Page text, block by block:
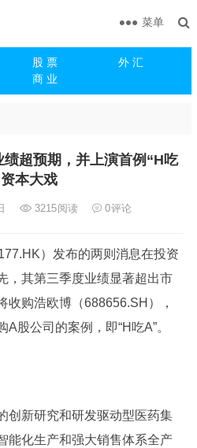
股 票
外 汇
商 业
菜单
超预期，并上演首例“H吃
本大戏
3215阅读 0评论
）发布的两则消息在投资
，其第三季度业绩显著超出市
收购浩欧博（688656.SH），
股公司的案例，即“H吃A”。
创新研究和研发驱动型医药集
能化生产和强大销售体系全产